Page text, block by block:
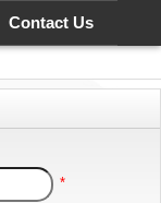
Contact Us
*